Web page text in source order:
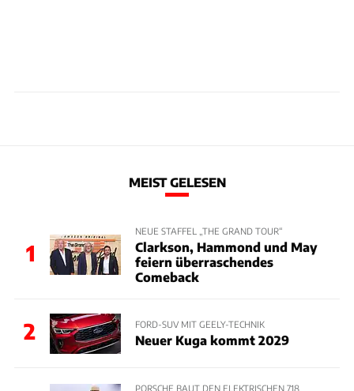
MEIST GELESEN
1
NEUE STAFFEL „THE GRAND TOUR“
Clarkson, Hammond und May
feiern überraschendes
Comeback
2 FORD-SUV MIT GEELY-TECHNIK
Neuer Kuga kommt 2029
PORSCHE BAUT DEN ELEKTRISCHEN 718